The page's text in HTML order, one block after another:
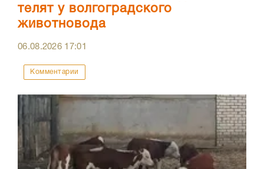
телят у волгоградского
животновода
06.08.2026 17:01
Комментарии